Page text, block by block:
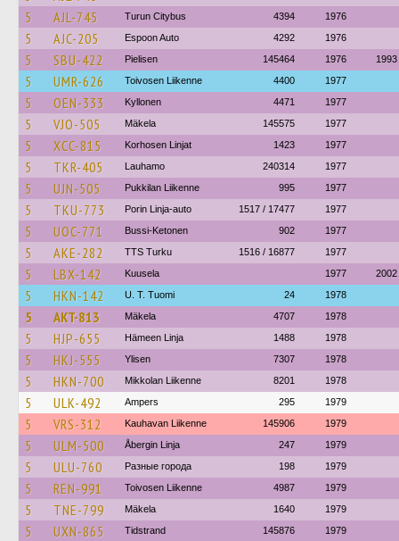
5
AJL-745 Turun Citybus 4394 1976
5 AJC-205 Espoon Auto 4292 1976
5 SBU-422 Pielisen 145464 1976 1993
5 UMR-626 Toivosen Liikenne 4400 1977
5 OEN-333 Kyllonen 4471 1977
5 VJO-505 Mäkela 145575 1977
5 XCC-815 Korhosen Linjat 1423 1977
5 TKR-405 Lauhamo 240314 1977
5 UJN-505 Pukkilan Liikenne 995 1977
5 TKU-773 Porin Linja-auto 1517 / 17477 1977
5 UOC-771 Bussi-Ketonen 902 1977
5 AKE-282 TTS Turku 1516 / 16877 1977
5 LBX-142 Kuusela 1977 2002
5 HKN-142 U. T. Tuomi 24 1978
5 AKT-813 Mäkela 4707 1978
5 HJP-655 Hämeen Linja 1488 1978
5 HKJ-555 Ylisen 7307 1978
5 HKN-700 Mikkolan Liikenne 8201 1978
5 ULK-492 Ampers 295 1979
5 VRS-312 Kauhavan Liikenne 145906 1979
5 ULM-500 Åbergin Linja 247 1979
5 ULU-760 Разные города 198 1979
5 REN-991 Toivosen Liikenne 4987 1979
5 TNE-799 Mäkela 1640 1979
5 UXN-865 Tidstrand 145876 1979